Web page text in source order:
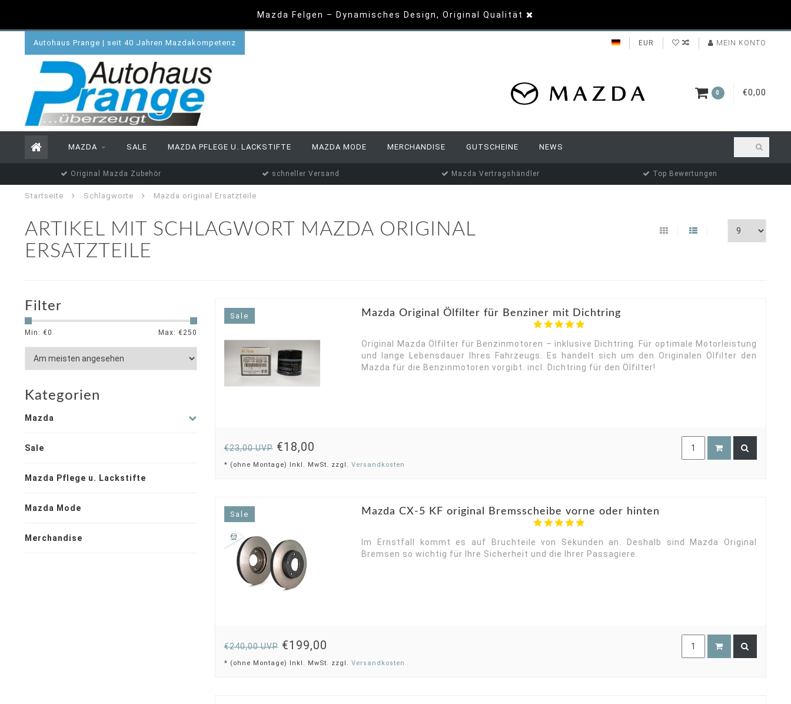
Mazda Felgen – Dynamisches Design, Original Qualität
Autohaus Prange | seit 40 Jahren Mazdakompetenz EUR MEIN KONTO
0 €0,00
MAZDA SALE MAZDA PFLEGE U. LACKSTIFTE MAZDA MODE MERCHANDISE GUTSCHEINE NEWS
Original Mazda Zubehör schneller Versand Mazda Vertragshändler Top Bewertungen
Startseite Schlagworte Mazda original Ersatzteile
ARTIKEL MIT SCHLAGWORT MAZDA ORIGINAL
ERSATZTEILE
Filter
Min: €0 Max: €250
Kategorien
Mazda
Sale
Mazda Pflege u. Lackstifte
Mazda Mode
Merchandise
Sale Mazda Original Ölfilter für Benziner mit Dichtring
rating
Original Mazda Ölfilter für Benzinmotoren – inklusive Dichtring. Für optimale Motorleistung
und lange Lebensdauer Ihres Fahrzeugs. Es handelt sich um den Originalen Ölfilter den
Mazda für die Benzinmotoren vorgibt. incl. Dichtring für den Ölfilter!
€23,00 UVP€18,00
* (ohne Montage) Inkl. MwSt. zzgl. Versandkosten
Sale Mazda CX-5 KF original Bremsscheibe vorne oder hinten
rating
Im Ernstfall kommt es auf Bruchteile von Sekunden an. Deshalb sind Mazda Original
Bremsen so wichtig für Ihre Sicherheit und die Ihrer Passagiere.
€240,00 UVP€199,00
* (ohne Montage) Inkl. MwSt. zzgl. Versandkosten